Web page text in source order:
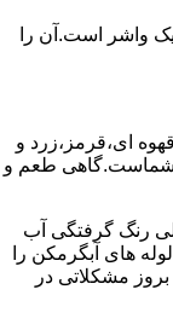
واشر است.آن را
ای،قرمز،زرد و
شماست.گاهی طعم و
رنگ گرفتگی آب
های آبگرمکن را
مشکلاتی در